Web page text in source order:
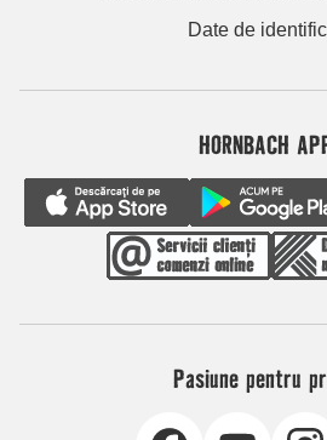
Date de
HORNBACH
Pasiune pentru